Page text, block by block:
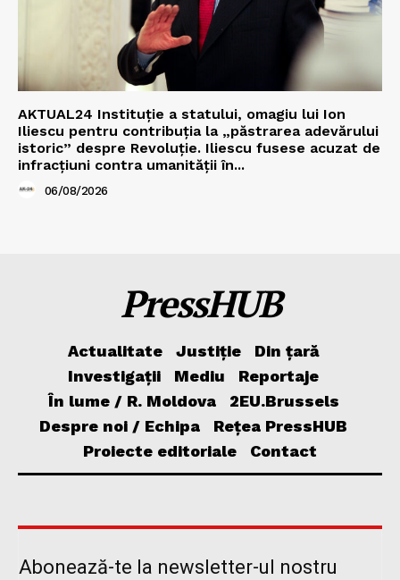
AKTUAL24 Instituție a statului, omagiu lui Ion
Iliescu pentru contribuția la „păstrarea adevărului
istoric” despre Revoluție. Iliescu fusese acuzat de
infracțiuni contra umanității în...
06/08/2026
PressHUB
Actualitate Justiție
Din țară
Investigații
Mediu
Reportaje
În lume / R. Moldova
2EU.Brussels
Despre noi / Echipa
Rețea PressHUB
Proiecte editoriale
Contact
Abonează-te la newsletter-ul nostru